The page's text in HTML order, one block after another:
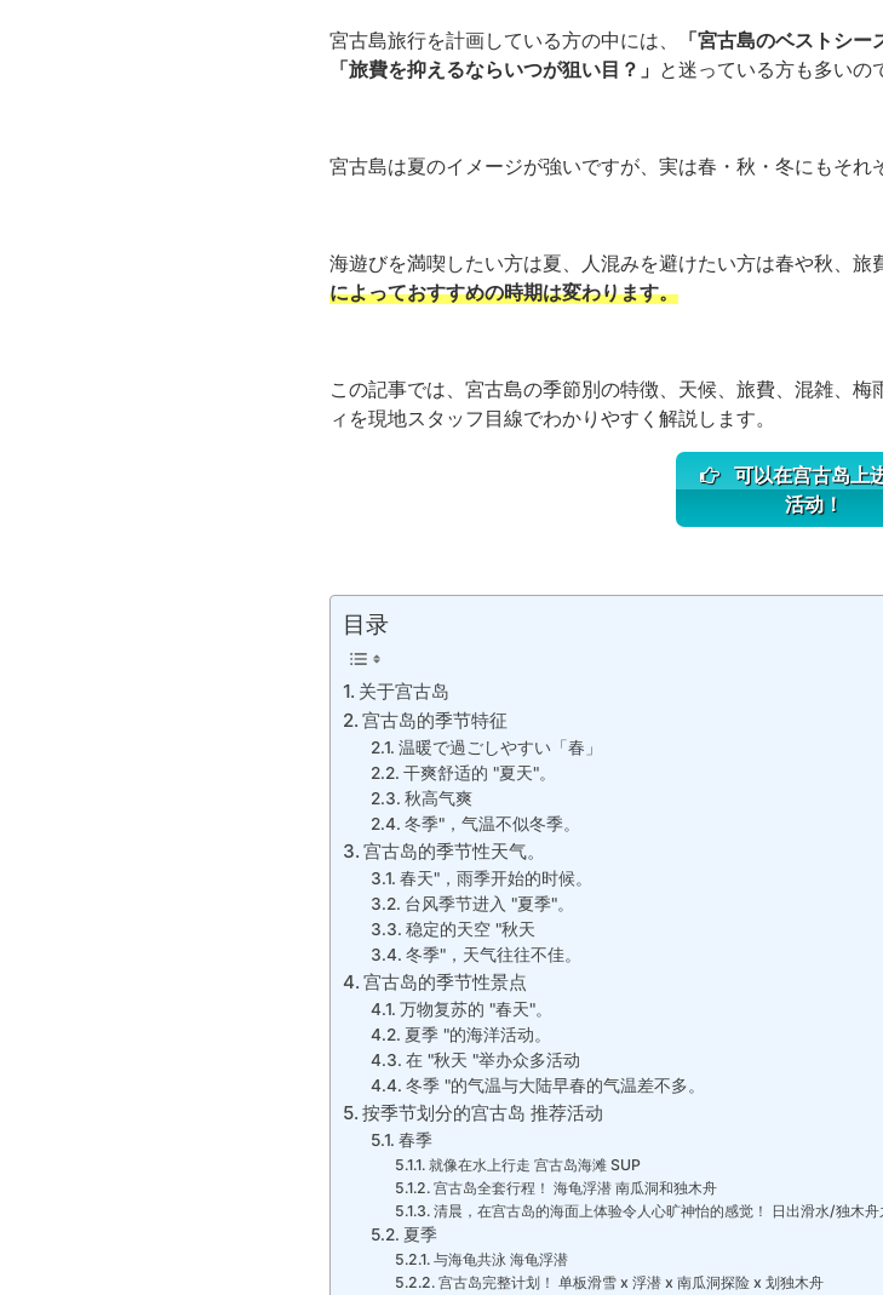
宮古島旅行を計画している方の中には、
「宮古島のベストシ
「旅費を抑えるならいつが狙い目？」 と迷っている方も多いの
宮古島は夏のイメージが強いですが、実は春・秋・冬にもそれ
海遊びを満喫したい方は夏、人混みを避けたい方は春や秋、旅
によっておすすめの時期は変わります。
この記事では、宮古島の季節別の特徴、天候、旅費、混雑、
ィを現地スタッフ目線でわかりやすく解説します。
可以在宫古岛上
活动！
目录
关于宫古岛
宫古岛的季节特征
温暖で過ごしやすい「春」
干爽舒适的 "夏天"。
秋高气爽
冬季"，气温不似冬季。
宫古岛的季节性天气。
春天"，雨季开始的时候。
台风季节进入 "夏季"。
稳定的天空 "秋天
冬季"，天气往往不佳。
宫古岛的季节性景点
万物复苏的 "春天"。
夏季 "的海洋活动。
在 "秋天 "举办众多活动
冬季 "的气温与大陆早春的气温差不多。
按季节划分的宫古岛 推荐活动
春季
就像在水上行走 宫古岛海滩 SUP
宫古岛全套行程！ 海龟浮潜 南瓜洞和独木舟
清晨，在宫古岛的海面上体验令人心旷神怡的感觉！ 日出滑水/独木舟
夏季
与海龟共泳 海龟浮潜
宫古岛完整计划！ 单板滑雪 x 浮潜 x 南瓜洞探险 x 划独木舟